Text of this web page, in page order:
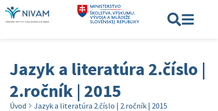
Jazyk a literatúra 2.číslo |
2.ročník | 2015
Úvod Jazyk a literatúra 2.číslo | 2.ročník | 2015